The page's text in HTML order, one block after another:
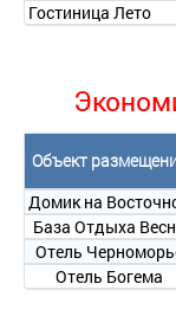
Гостиница Лето
Объект
Домик на
База Отдыха
Отель
Отель Богема